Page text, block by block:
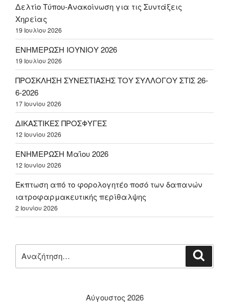
Δελτίο Τύπου-Ανακοίνωση για τις Συντάξεις
Χηρείας
19 Ιουλίου 2026
ΕΝΗΜΕΡΩΣΗ ΙΟΥΝΙΟΥ 2026
19 Ιουλίου 2026
ΠΡΟΣΚΛΗΣΗ ΣΥΝΕΣΤΙΑΣΗΣ ΤΟΥ ΣΥΛΛΟΓΟΥ ΣΤΙΣ 26-
6-2026
17 Ιουνίου 2026
ΔΙΚΑΣΤΙΚΕΣ ΠΡΟΣΦΥΓΕΣ
12 Ιουνίου 2026
ΕΝΗΜΕΡΩΣΗ Μαΐου 2026
12 Ιουνίου 2026
Έκπτωση από το φορολογητέο ποσό των δαπανών
ιατροφαρμακευτικής περίθαλψης
2 Ιουνίου 2026
για:
Αύγουστος 2026